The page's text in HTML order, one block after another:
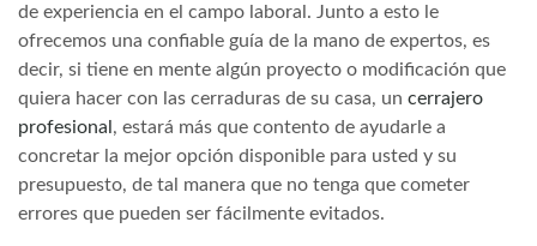
de experiencia en el campo laboral. Junto a esto le
ofrecemos una confiable guía de la mano de expertos, es
decir, si tiene en mente algún proyecto o modificación que
quiera hacer con las cerraduras de su casa, un cerrajero
profesional , estará más que contento de ayudarle a
concretar la mejor opción disponible para usted y su
presupuesto, de tal manera que no tenga que cometer
errores que pueden ser fácilmente evitados.